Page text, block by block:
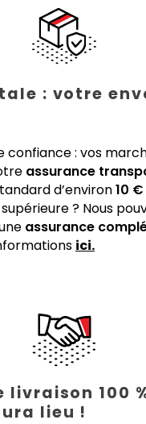
: votre
confiance : vos
assurance
d’environ10
? Nous
assurance
ici.
livraison 100
lieu !